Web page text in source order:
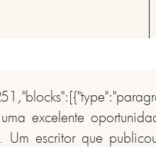
excelente
Um escritor que